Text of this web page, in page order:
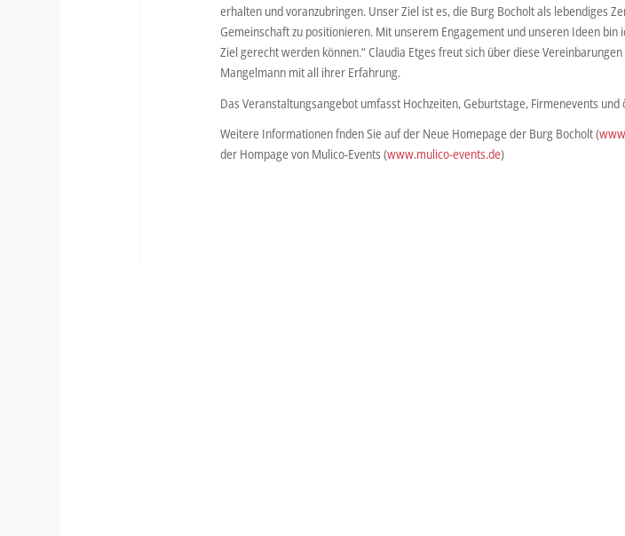
erhalten und voranzubringen. Unser Ziel ist es, die Burg Bocholt als lebendiges
Gemeinschaft zu positionieren. Mit unserem Engagement und unseren Ideen bin
Ziel gerecht werden können.“ Claudia Etges freut sich über diese
Mangelmann mit all ihrer Erfahrung.
Das Veranstaltungsangebot umfasst Hochzeiten, Geburtstage, Firmenevents und
Weitere Informationen fnden Sie auf der Neue Homepage der Burg Bocholt (
der Hompage von Mulico-Events (www.mulico-events.de)